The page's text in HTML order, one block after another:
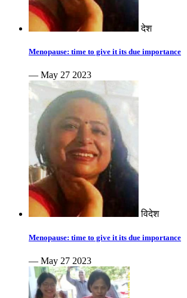
देश
Menopause: time to give it its due importance
— May 27 2023
विदेश
Menopause: time to give it its due importance
— May 27 2023